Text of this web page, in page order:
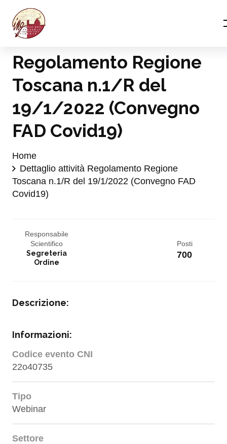
Regolamento Regione
Toscana n.1/R del
19/1/2022 (Convegno
FAD Covid19)
Home
Dettaglio attività Regolamento Regione
Toscana n.1/R del 19/1/2022 (Convegno FAD
Covid19)
Responsabile
Scientifico
Segreteria
Ordine
Posti
700
Descrizione:
Informazioni:
Codice evento CNI
22o40735
Tipo
Webinar
Settore